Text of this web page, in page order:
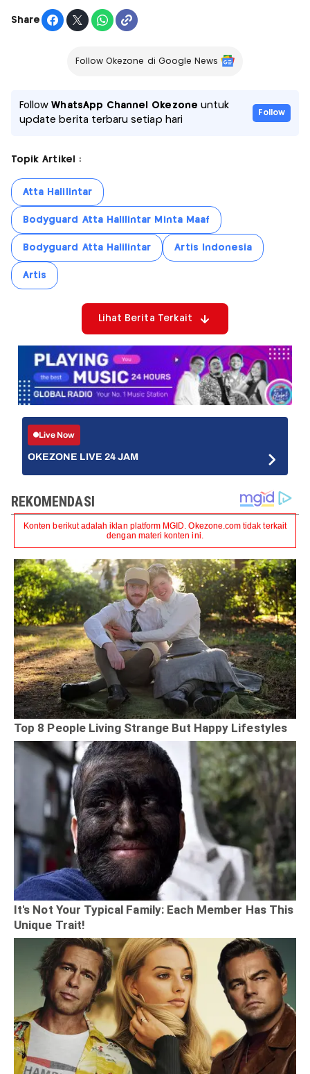
Share
Follow Okezone di Google News
FollowWhatsApp Channel Okezone untuk
update berita terbaru setiap hari
Follow
Topik Artikel :
Atta Halilintar
Bodyguard Atta Halilintar Minta Maaf
Bodyguard Atta Halilintar Artis Indonesia
Artis
Lihat Berita Terkait
Live Now
OKEZONE LIVE 24 JAM